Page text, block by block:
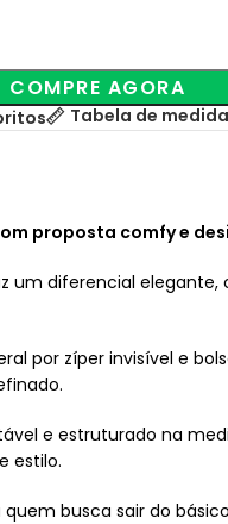
COMPRE AGORA
Tabela de
proposta comfy e
um diferencial elegante,
por zíper invisível e
e estruturado na
estilo.
busca sair do